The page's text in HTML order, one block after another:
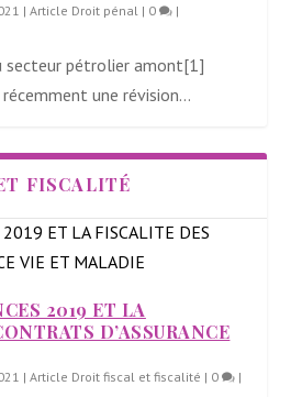
|Article Droit pénal | 0 |
secteur pétrolier amont[1]
une révision...
FISCALITÉ
2019 ET LA
D’ASSURANCE
|Article Droit fiscal et fiscalité | 0 |